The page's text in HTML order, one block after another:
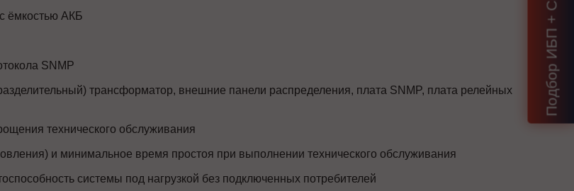
ёмкостью АКБ
SNMP
трансформатор, внешние панели распределения, плата SNMP, плата релейных
технического обслуживания
и минимальное время простоя при выполнении технического обслуживания
системы под нагрузкой без подключенных потребителей